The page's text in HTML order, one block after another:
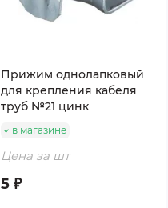
Прижим однолапковый
для крепления кабеля
труб №21 цинк
в магазине
Цена за шт
5 ₽